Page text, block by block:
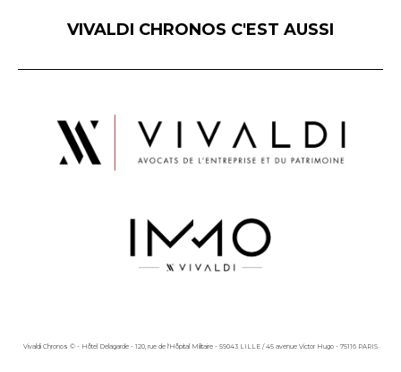
VIVALDI CHRONOS C'EST AUSSI
Vivaldi Chronos © - Hôtel Delagarde - 120, rue de l'Hôpital Militaire - 59043 LILLE / 45 avenue Victor Hugo - 75116 PARIS